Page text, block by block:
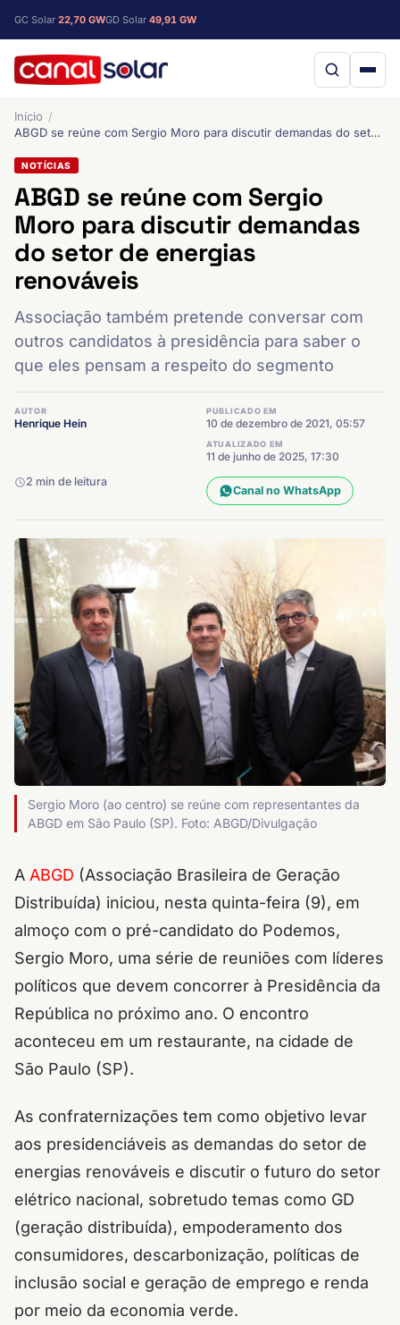
GC Solar 22,70 GWGD Solar 49,91 GW
Início
ABGD se reúne com Sergio Moro para discutir demandas do setor de energias renováveis
NOTÍCIAS
ABGD se reúne com Sergio
Moro para discutir demandas
do setor de energias
renováveis
Associação também pretende conversar com
outros candidatos à presidência para saber o
que eles pensam a respeito do segmento
AUTOR
Henrique Hein
PUBLICADO EM
10 de dezembro de 2021, 05:57
ATUALIZADO EM
11 de junho de 2025, 17:30
2 min de leitura
Canal no WhatsApp
Sergio Moro (ao centro) se reúne com representantes da
ABGD em São Paulo (SP). Foto: ABGD/Divulgação
A ABGD (Associação Brasileira de Geração
Distribuída) iniciou, nesta quinta-feira (9), em
almoço com o pré-candidato do Podemos,
Sergio Moro, uma série de reuniões com líderes
políticos que devem concorrer à Presidência da
República no próximo ano. O encontro
aconteceu em um restaurante, na cidade de
São Paulo (SP).
As confraternizações tem como objetivo levar
aos presidenciáveis as demandas do setor de
energias renováveis e discutir o futuro do setor
elétrico nacional, sobretudo temas como GD
(geração distribuída), empoderamento dos
consumidores, descarbonização, políticas de
inclusão social e geração de emprego e renda
por meio da economia verde.